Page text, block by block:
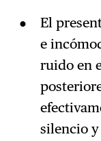
El
e
ruido en
silencio y